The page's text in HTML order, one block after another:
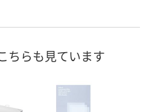
ちらも見ています